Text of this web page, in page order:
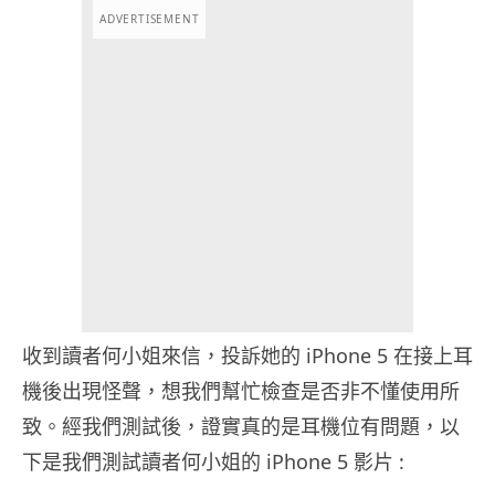
ADVERTISEMENT
收到讀者何小姐來信，投訴她的 iPhone 5 在接上耳
機後出現怪聲，想我們幫忙檢查是否非不懂使用所
致。經我們測試後，證實真的是耳機位有問題，以
下是我們測試讀者何小姐的 iPhone 5 影片 :